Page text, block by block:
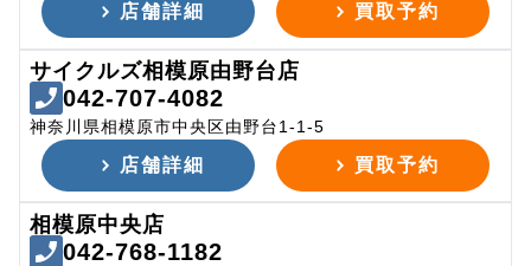
店舗詳細 買取予約
サイクルズ相模原由野台店
042-707-4082
神奈川県相模原市中央区由野台1-1-5
店舗詳細 買取予約
相模原中央店
042-768-1182